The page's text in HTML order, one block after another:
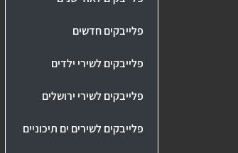
פלייבקים חדשים
פלייבקים לשירי ילדים
פלייבקים לשירי ירושלים
פלייבקים לשירים ים תיכוניים